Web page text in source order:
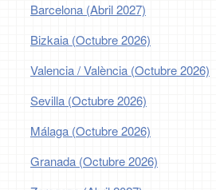
Barcelona (Abril 2027)
Bizkaia (Octubre 2026)
Valencia / València (Octubre 2026)
Sevilla (Octubre 2026)
Málaga (Octubre 2026)
Granada (Octubre 2026)